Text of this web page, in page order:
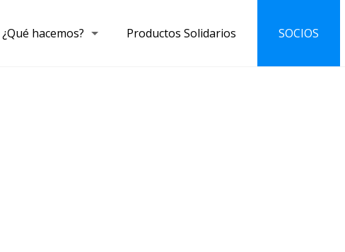
¿Qué hacemos? Productos Solidarios SOCIOS